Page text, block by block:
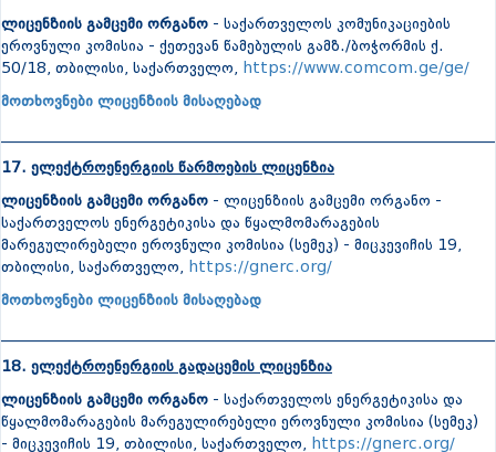
ლიცენზიის გამცემი ორგანო - საქართველოს კომუნიკაციების
ეროვნული კომისია - ქეთევან წამებულის გამზ./ბოჭორმის ქ.
50/18, თბილისი, საქართველო, https://www.comcom.ge/ge/
მოთხოვნები ლიცენზიის მისაღებად
17. ელექტროენერგიის წარმოების ლიცენზია
ლიცენზიის გამცემი ორგანო - ლიცენზიის გამცემი ორგანო -
საქართველოს ენერგეტიკისა და წყალმომარაგების
მარეგულირებელი ეროვნული კომისია (სემეკ) - მიცკევიჩის 19,
თბილისი, საქართველო, https://gnerc.org/
მოთხოვნები ლიცენზიის მისაღებად
18. ელექტროენერგიის გადაცემის ლიცენზია
ლიცენზიის გამცემი ორგანო - საქართველოს ენერგეტიკისა და
წყალმომარაგების მარეგულირებელი ეროვნული კომისია (სემეკ)
- მიცკევიჩის 19, თბილისი, საქართველო, https://gnerc.org/